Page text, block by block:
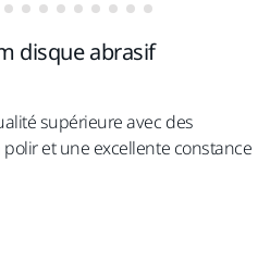
disque abrasif
supérieure avec des
et une excellente constance